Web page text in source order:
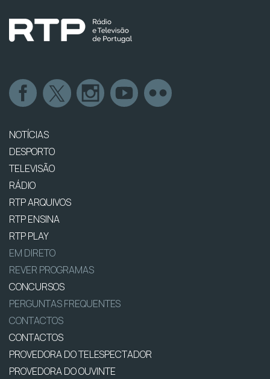
NOTÍCIAS
DESPORTO
TELEVISÃO
RÁDIO
RTP ARQUIVOS
RTP ENSINA
RTP PLAY
EM DIRETO
REVER PROGRAMAS
CONCURSOS
PERGUNTAS FREQUENTES
CONTACTOS
CONTACTOS
PROVEDORA DO TELESPECTADOR
PROVEDORA DO OUVINTE